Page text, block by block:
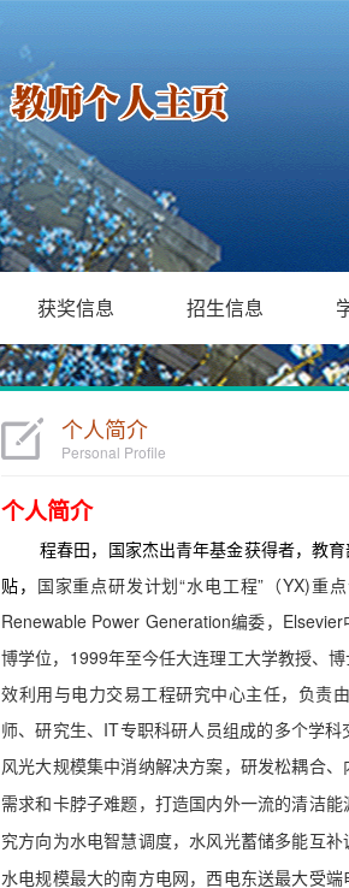
获奖信息 招生信息
个人简介
Personal Profile
个人简介
程春田，国家杰出青年基金获得者，教
贴， 国家重点研发计划“水电工程”（YX)重
Renewable Power Generation编委，
博学位，1999年至今任大连理工大学教授、
效利用与电力交易工程研究中心主任，负责
师、研究生、IT专职科研人员组成的多个学
风光大规模集中消纳解决方案，研发松耦合
需求和卡脖子难题，打造国内外一流的清洁
究方向为水电智慧调度，水风光蓄储多能互
水电规模最大的南方电网，西电东送最大受